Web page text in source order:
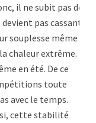
il ne subit pas de
pas cassante
souplesse même
chaleur extrême.
en été. De ce
toute
avec le temps.
cette stabilité